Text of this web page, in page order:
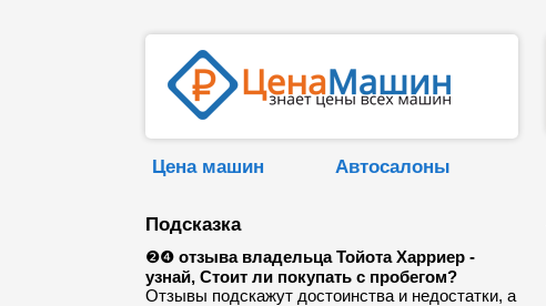
Цена машин Автосалоны
Подсказка
❷❹ отзыва владельца Тойота Харриер -
узнай, Стоит ли покупать с пробегом?
Отзывы подскажут достоинства и недостатки, а